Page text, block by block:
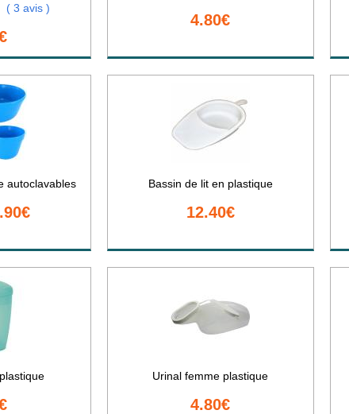
( 3 avis )
4.80€
autoclavables Bassin de lit en plastique
12.40€
Urinal femme plastique
4.80€